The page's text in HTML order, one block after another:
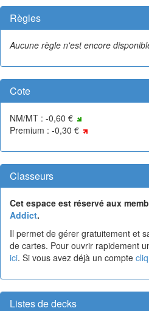
Règles
Aucune règle n'est encore
Cote
NM/MT : -0,60 €
Premium : -0,30 €
Classeurs
Cet espace est réservé aux
Addict.
Il permet de gérer gratuitement et
de cartes. Pour ouvrir rapidement
ici. Si vous avez déjà un compte
Listes de decks